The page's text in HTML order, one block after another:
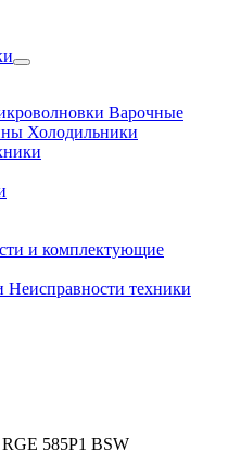
Варочные
Холодильники
и комплектующие
Неисправности техники
585P1 BSW